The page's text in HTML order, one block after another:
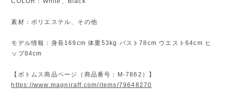
素材：ポリエステル、その他
モデル情報：身長169cm 体重53kg バスト78cm ウエスト64cm ヒ
ップ84cm
【ボトムス商品ページ（商品番号：M-7862）】
https://www.magniraff.com/items/79648270